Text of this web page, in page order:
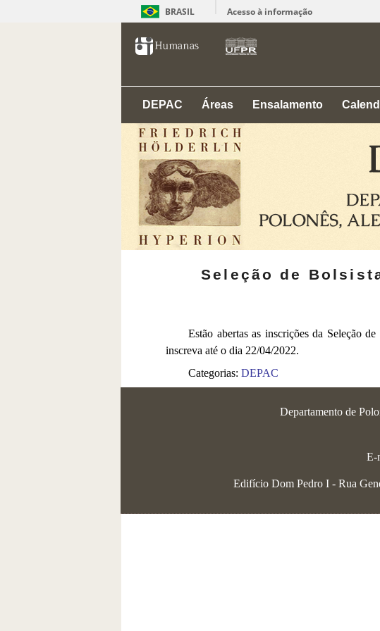
BRASIL Acesso à informação
DEPAC Áreas Ensalamento
Seleção de
Estão abertas as inscrições da Seleção
inscreva até o dia 22/04/2022.
Categorias: DEPAC
Departamento de
E-
Edifício Dom Pedro I - Rua